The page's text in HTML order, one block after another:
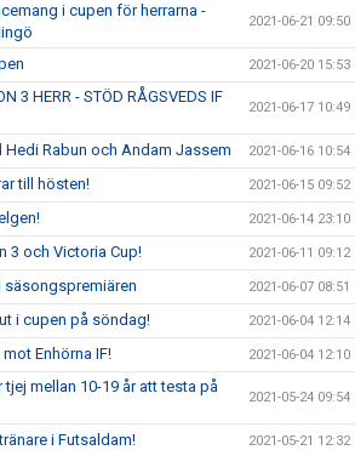
i cupen för herrarna -
2021-06-21 09:50
2021-06-20 15:53
3 HERR - STÖD RÅGSVEDS IF
2021-06-17 10:49
Rabun och Andam Jassem 2021-06-16 10:54
till hösten! 2021-06-15 09:52
2021-06-14 23:10
3 och Victoria Cup! 2021-06-11 09:12
2021-06-07 08:51
i cupen på söndag! 2021-06-04 12:14
Enhörna IF! 2021-06-04 12:10
mellan 10-19 år att testa på
2021-05-24 09:54
i Futsaldam! 2021-05-21 12:32